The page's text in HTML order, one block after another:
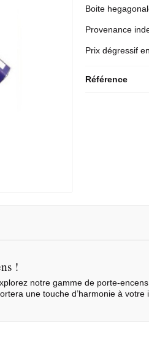
Boite
Provenance
Prix dégressif
Référence
!
notre gamme de porte-encens
une touche d’harmonie à votre